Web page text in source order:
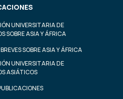
UNIVERSITARIA DE
SOBRE ASIA Y ÁFRICA
SOBRE ASIA Y ÁFRICA
UNIVERSITARIA DE
ASIÁTICOS